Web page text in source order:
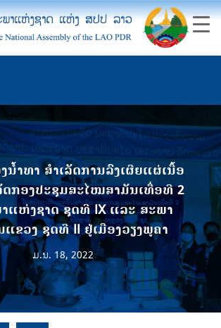
ຳທາ ສຳເລັດການລົງເຜີຍແຜ່ເນື້ອ
ດກອງປະຊຸມສະໄໝສາມັນເທື່ອທີ 2
ແຫ່ງຊາດ ຊຸດທີ IX ແລະ ສະພາ
ແຂວງ ຊຸດທີ II ຢູ່ເມືອງວຽງພູຄາ
ມ.ນ. 18, 2022